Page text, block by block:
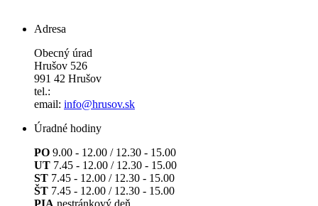
Adresa
Obecný úrad
Hrušov 526
991 42 Hrušov
tel.:
email: info@hrusov.sk
Úradné hodiny
PO 9.00 - 12.00 / 12.30 - 15.00
UT 7.45 - 12.00 / 12.30 - 15.00
ST 7.45 - 12.00 / 12.30 - 15.00
ŠT 7.45 - 12.00 / 12.30 - 15.00
PIA nestránkový deň